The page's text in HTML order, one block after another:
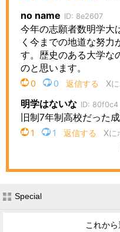
Special
これか